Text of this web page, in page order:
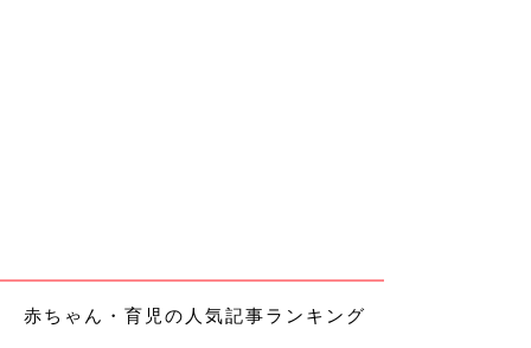
赤ちゃん・育児の人気記事ランキング